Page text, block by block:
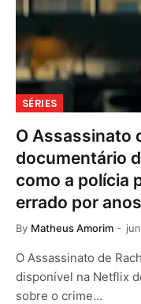
SÉRIES
O Assassinato
documentário
como a polícia
errado por anos
By Matheus Amorim
O Assassinato de
disponível na Netflix
sobre o crime…